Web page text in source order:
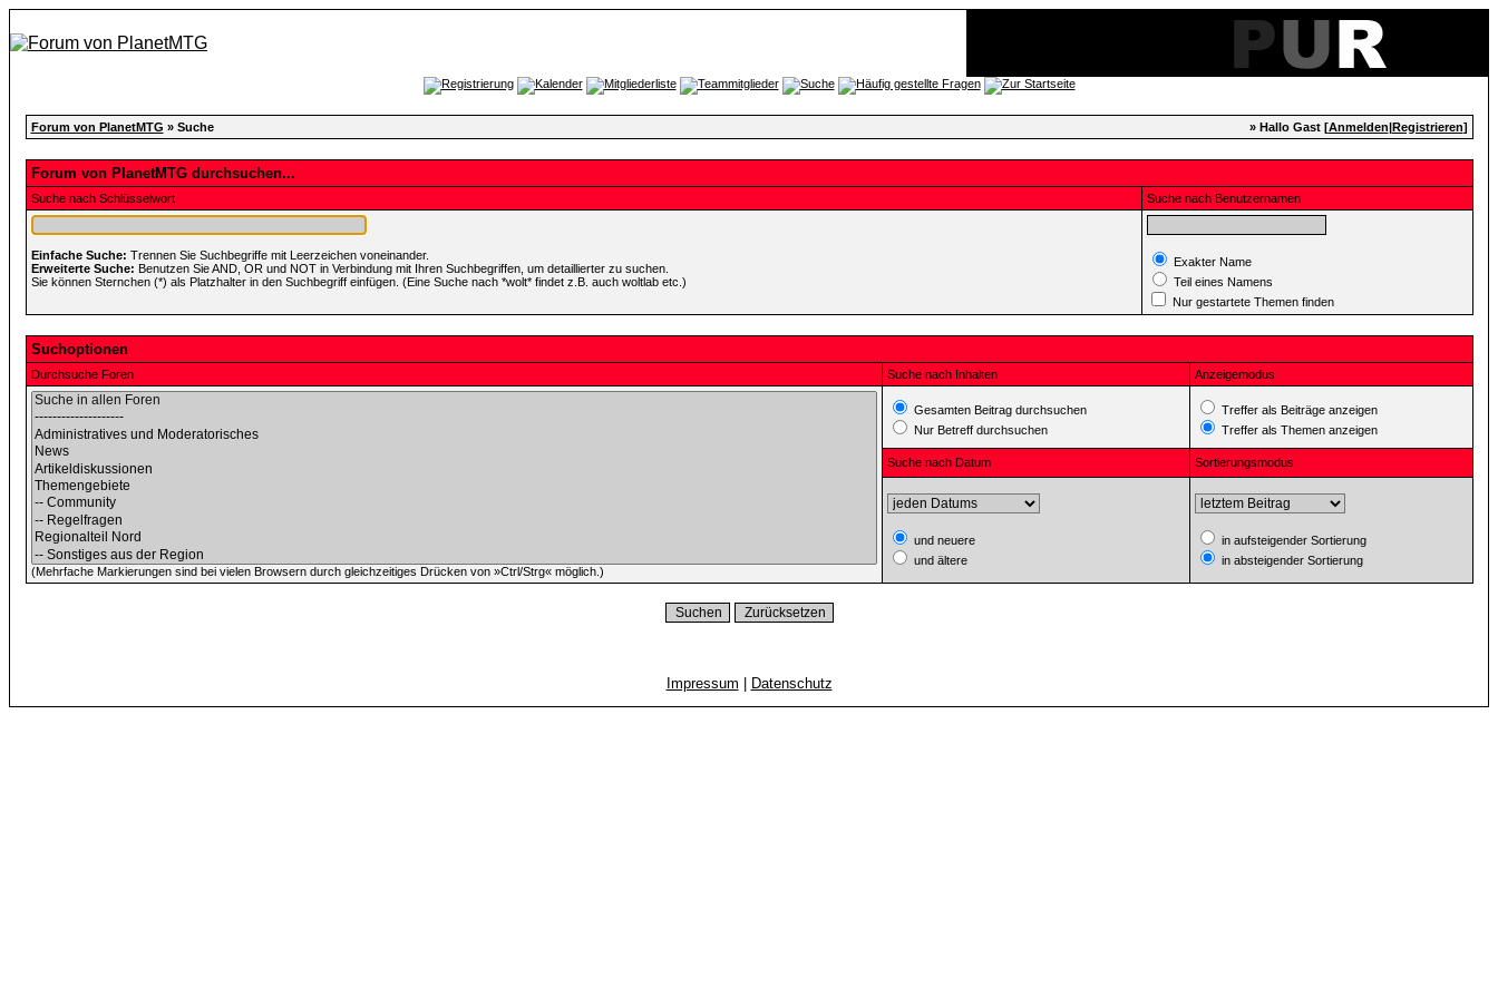
Forum von PlanetMTG » Suche » Hallo Gast [Anmelden|Registrieren]
Forum von PlanetMTG durchsuchen...
Suche nach Schlüsselwort Suche nach Benutzernamen
Einfache Suche: Trennen Sie Suchbegriffe mit Leerzeichen voneinander.
Erweiterte Suche: Benutzen Sie AND, OR und NOT in Verbindung mit Ihren Suchbegriffen, um detaillierter zu suchen.
Sie können Sternchen (*) als Platzhalter in den Suchbegriff einfügen. (Eine Suche nach *wolt* findet z.B. auch woltlab etc.)
Exakter Name
Teil eines Namens
Nur gestartete Themen finden
Suchoptionen
Durchsuche Foren Suche nach Inhalten Anzeigemodus
(Mehrfache Markierungen sind bei vielen Browsern durch gleichzeitiges Drücken von »Ctrl/Strg« möglich.)
Gesamten Beitrag durchsuchen
Nur Betreff durchsuchen
Treffer als Beiträge anzeigen
Treffer als Themen anzeigen
Suche nach Datum Sortierungsmodus
und neuere
und ältere
in aufsteigender Sortierung
in absteigender Sortierung
Impressum Datenschutz